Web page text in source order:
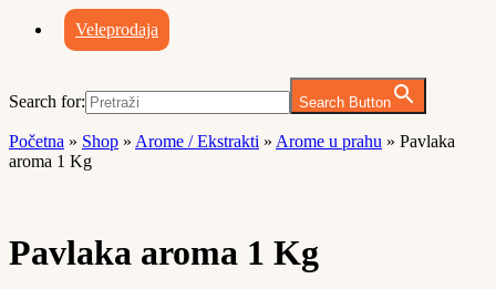
Veleprodaja
Search for: Search Button
Početna » Shop » Arome / Ekstrakti » Arome u prahu » Pavlaka
aroma 1 Kg
Pavlaka aroma 1 Kg